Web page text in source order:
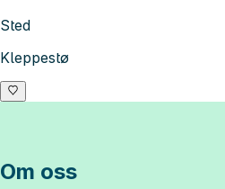
Sted
Kleppestø
Om oss